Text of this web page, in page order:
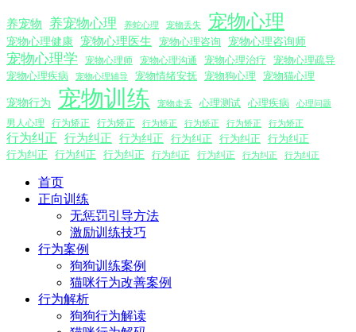
养宠物 养宠物心理 养蛇心理 宠物丢失 宠物心理
宠物心理健康 宠物心理医生 宠物心理咨询 宠物心理咨询师
宠物心理学 宠物心理师 宠物心理沟通 宠物心理治疗
宠物心理疏导
宠物心理疾病
宠物心理辅导 宠物情绪安抚 宠物狗心理 宠物猫心理
宠物行为 宠物训练 宠物走丢 心理测试 心理疾病 心理问题
男人心理 行为矫正 行为矫正 行为矫正 行为矫正 行为矫正 行为矫正
行为纠正 行为纠正 行为纠正 行为纠正 行为纠正
行为纠正
行为纠正
行为纠正 行为纠正 行为纠正 行为纠正 行为纠正 行为纠正
首页
正向训练
无惩罚引导方法
激励训练技巧
行为案例
狗狗训练案例
猫咪行为改善案例
行为解析
狗狗行为解读